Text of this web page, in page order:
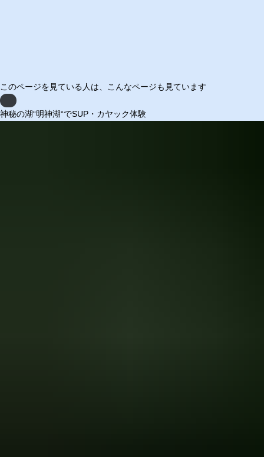
このページを見ている人は、
こんなページも見ています
Previous
神秘の湖“明神湖“でSUP・カヤック体験